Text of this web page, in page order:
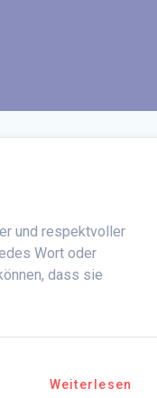
und respektvoller
Wort oder
dass sie
Weiterlesen